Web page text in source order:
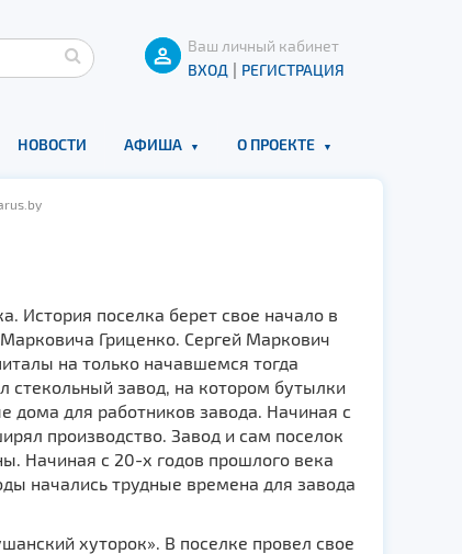
Ваш личный кабинет
ВХОД | РЕГИСТРАЦИЯ
НОВОСТИ АФИША О ПРОЕКТЕ
История поселка берет свое начало в
Гриценко. Сергей Маркович
на только начавшемся тогда
стекольный завод, на котором бутылки
дома для работников завода. Начиная с
производство. Завод и сам поселок
Начиная с 20-х годов прошлого века
начались трудные времена для завода
хуторок». В поселке провел свое